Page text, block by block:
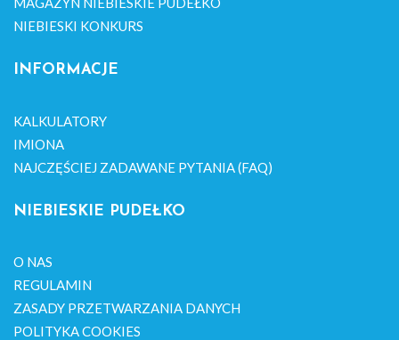
NIEBIESKI KONKURS
INFORMACJE
KALKULATORY
IMIONA
NAJCZĘŚCIEJ ZADAWANE PYTANIA (FAQ)
NIEBIESKIE PUDEŁKO
O NAS
REGULAMIN
ZASADY PRZETWARZANIA DANYCH
POLITYKA COOKIES